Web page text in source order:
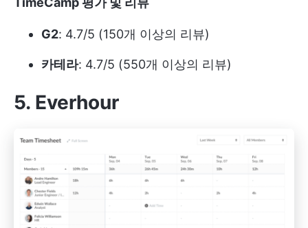
G2: 4.7/5 (150개 이상의 리뷰)
카테라: 4.7/5 (550개 이상의 리뷰)
5. Everhour